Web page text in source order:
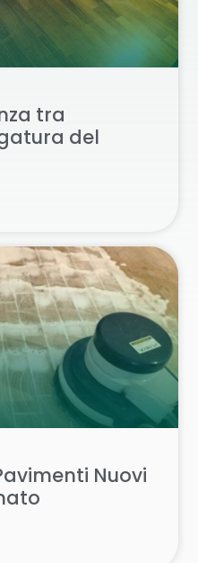
tra
del
Nuovi